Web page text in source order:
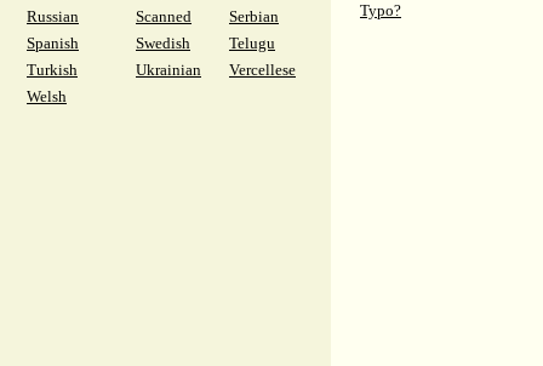
Russian
Scanned
Serbian
Spanish
Swedish
Telugu
Turkish
Ukrainian
Vercellese
Welsh
Typo?